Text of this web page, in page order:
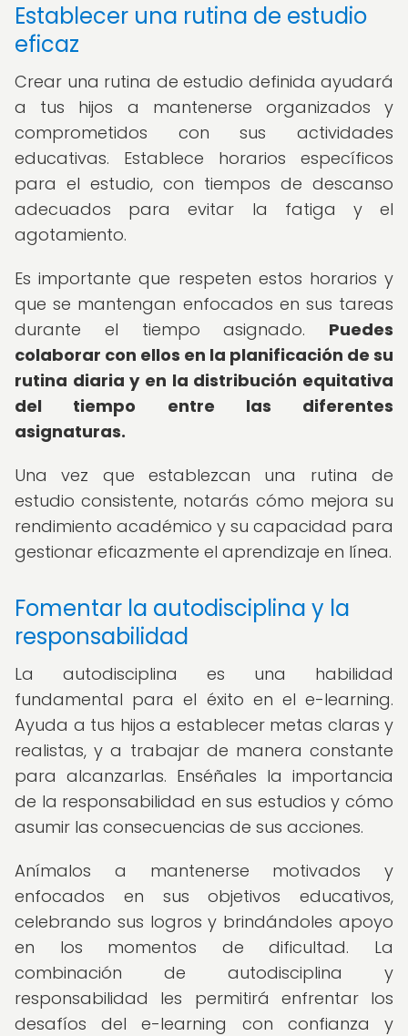
Establecer una rutina de estudio
eficaz
Crear una rutina de estudio definida ayudará
a tus hijos a mantenerse organizados y
comprometidos con sus actividades
educativas. Establece horarios específicos
para el estudio, con tiempos de descanso
adecuados para evitar la fatiga y el
agotamiento.
Es importante que respeten estos horarios y
que se mantengan enfocados en sus tareas
durante el tiempo asignado. Puedes
colaborar con ellos en la planificación de su
rutina diaria y en la distribución equitativa
del tiempo entre las diferentes
asignaturas.
Una vez que establezcan una rutina de
estudio consistente, notarás cómo mejora su
rendimiento académico y su capacidad para
gestionar eficazmente el aprendizaje en línea.
Fomentar la autodisciplina y la
responsabilidad
La autodisciplina es una habilidad
fundamental para el éxito en el e-learning.
Ayuda a tus hijos a establecer metas claras y
realistas, y a trabajar de manera constante
para alcanzarlas. Enséñales la importancia
de la responsabilidad en sus estudios y cómo
asumir las consecuencias de sus acciones.
Anímalos a mantenerse motivados y
enfocados en sus objetivos educativos,
celebrando sus logros y brindándoles apoyo
en los momentos de dificultad. La
combinación de autodisciplina y
responsabilidad les permitirá enfrentar los
desafíos del e-learning con confianza y